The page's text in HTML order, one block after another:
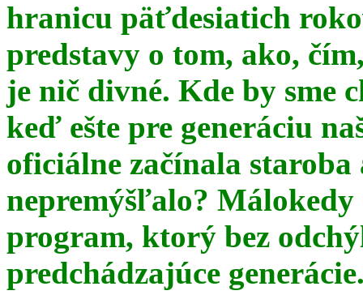
hranicu päťdesiatich
predstavy o tom, ako,
je nič divné. Kde by sme
keď ešte pre generáciu
oficiálne začínala
nepremýšľalo? Málokedy
program, ktorý bez
predchádzajúce